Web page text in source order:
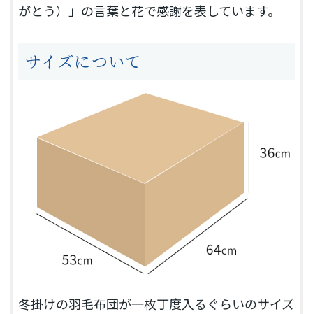
がとう）」の言葉と花で感謝を表しています。
サイズについて
冬掛けの羽毛布団が一枚丁度入るぐらいのサイズ